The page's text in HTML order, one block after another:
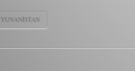
YUNANISTAN